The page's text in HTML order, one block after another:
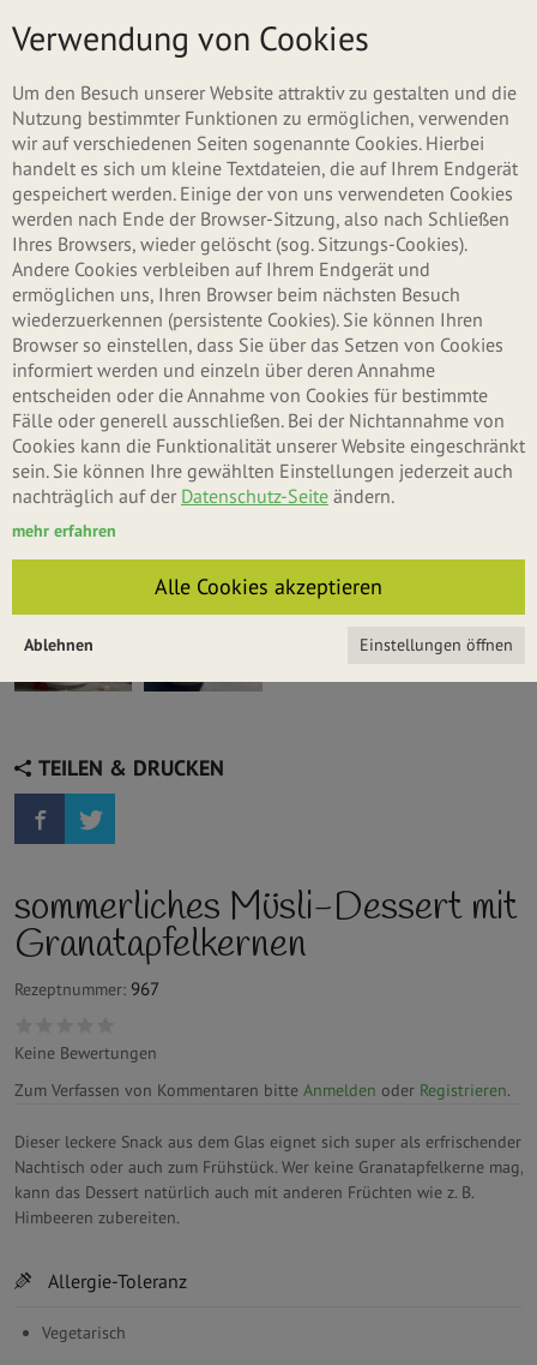
Menü
TEILEN & DRUCKEN
sommerliches Müsli-Dessert mit
Granatapfelkernen
Rezeptnummer: 967
Keine Bewertungen
Zum Verfassen von Kommentaren bitte Anmelden oder Registrieren.
Dieser leckere Snack aus dem Glas eignet sich super als erfrischender
Nachtisch oder auch zum Frühstück. Wer keine Granatapfelkerne mag,
kann das Dessert natürlich auch mit anderen Früchten wie z. B.
Himbeeren zubereiten.
Allergie-Toleranz
Vegetarisch
Horizontal tabs
Verwendung von Cookies
Um den Besuch unserer Website attraktiv zu gestalten und die
Nutzung bestimmter Funktionen zu ermöglichen, verwenden
wir auf verschiedenen Seiten sogenannte Cookies. Hierbei
handelt es sich um kleine Textdateien, die auf Ihrem Endgerät
gespeichert werden. Einige der von uns verwendeten Cookies
werden nach Ende der Browser-Sitzung, also nach Schließen
Ihres Browsers, wieder gelöscht (sog. Sitzungs-Cookies).
Andere Cookies verbleiben auf Ihrem Endgerät und
ermöglichen uns, Ihren Browser beim nächsten Besuch
wiederzuerkennen (persistente Cookies). Sie können Ihren
Browser so einstellen, dass Sie über das Setzen von Cookies
informiert werden und einzeln über deren Annahme
entscheiden oder die Annahme von Cookies für bestimmte
Fälle oder generell ausschließen. Bei der Nichtannahme von
Cookies kann die Funktionalität unserer Website eingeschränkt
sein. Sie können Ihre gewählten Einstellungen jederzeit auch
nachträglich auf der Datenschutz-Seite ändern.
mehr erfahren
Alle Cookies akzeptieren
Einstellungen öffnen
Ablehnen